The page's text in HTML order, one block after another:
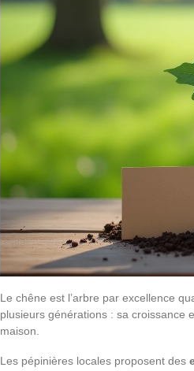
Le chêne est l’arbre par excellence
plusieurs générations : sa croissance
maison.
Les pépinières locales proposent des